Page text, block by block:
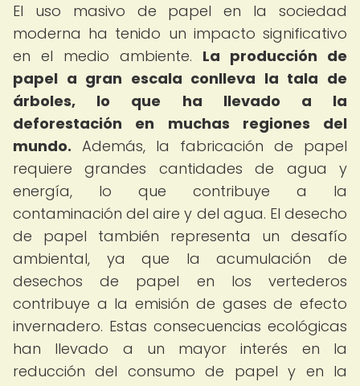
El uso masivo de papel en la sociedad
moderna ha tenido un impacto significativo
en el medio ambiente. La producción de
papel a gran escala conlleva la tala de
árboles, lo que ha llevado a la
deforestación en muchas regiones del
mundo. Además, la fabricación de papel
requiere grandes cantidades de agua y
energía, lo que contribuye a la
contaminación del aire y del agua. El desecho
de papel también representa un desafío
ambiental, ya que la acumulación de
desechos de papel en los vertederos
contribuye a la emisión de gases de efecto
invernadero. Estas consecuencias ecológicas
han llevado a un mayor interés en la
reducción del consumo de papel y en la